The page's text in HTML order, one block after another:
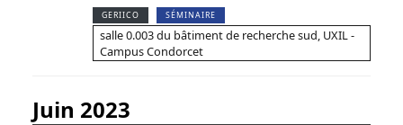
GERIICO SÉMINAIRE
salle 0.003 du bâtiment de recherche sud, UXIL -
Campus Condorcet
juin 2023